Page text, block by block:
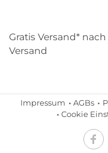
Gratis Versand*
Versand
Impressum AGBs
Cookie